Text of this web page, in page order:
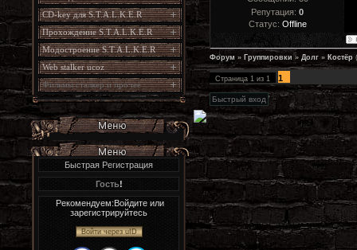
CD-key для S.T.A.L.K.E.R
Прохождение S.T.A.L.K.E.R
Модостроение S.T.A.L.K.E.R
Web stalker ucoz
Фильмы сталкер и прочее
Быстрая Регистрация
Гость!
Рекомендуем:Войдите или
зарегистрируйтесь
Войти через uID
Репутация: 0
Статус: Offline
Форум » Группировки » Долг » Костёр
Страница 1 из 1 1